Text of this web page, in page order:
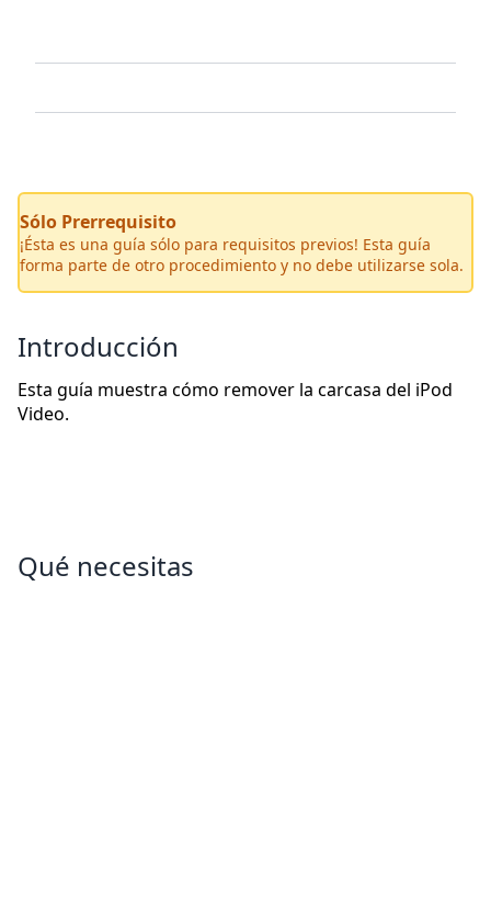
Sólo Prerrequisito
¡Ésta es una guía sólo para requisitos previos! Esta guía
forma parte de otro procedimiento y no debe utilizarse sola.
Introducción
Esta guía muestra cómo remover la carcasa del iPod
Video.
Qué necesitas